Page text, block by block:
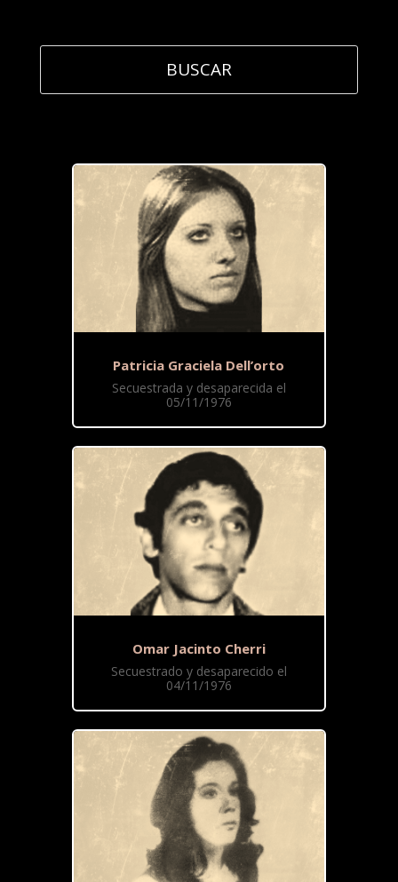
Patricia Graciela Dell’orto
Secuestrada y desaparecida el
05/11/1976
Omar Jacinto Cherri
Secuestrado y desaparecido el
04/11/1976